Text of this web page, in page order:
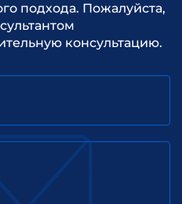
подхода. Пожалуйста,
консультацию.